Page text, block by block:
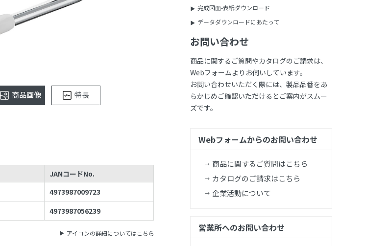
商品画像 特長
JANコードNo.
4973987009723
4973987056239
アイコンの詳細についてはこちら
完成図面-表紙ダウンロード
データダウンロードにあたって
お問い合わせ
商品に関するご質問やカタログのご請求は、
Webフォームよりお伺いしています。
お問い合わせいただく際には、製品品番をあ
らかじめご確認いただけるとご案内がスムー
ズです。
Webフォームからのお問い合わせ
商品に関するご質問はこちら
カタログのご請求はこちら
企業活動について
営業所へのお問い合わせ